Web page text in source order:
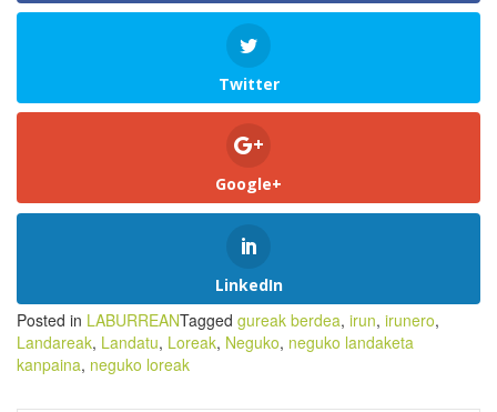
Twitter
Google+
LinkedIn
Posted in LABURREANTagged gureak berdea, irun, irunero,
Landareak, Landatu, Loreak, Neguko, neguko landaketa
kanpaina, neguko loreak